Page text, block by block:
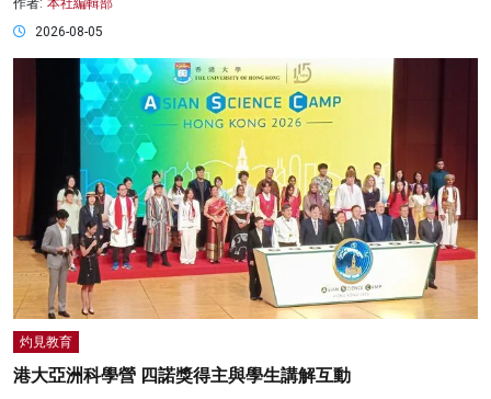
2026-08-05
灼見教育
港大亞洲科學營 四諾獎得主與學生講解互動